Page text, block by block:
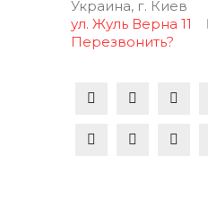
Украина, г. Киев
ул. Жуль Верна 11
Перезвонить?